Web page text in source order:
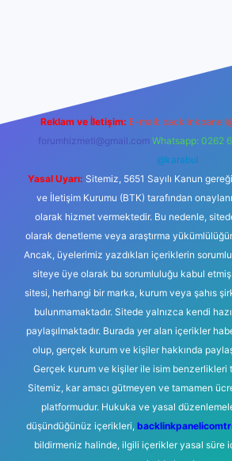
Reklam ve İletişim: E-mail:
forumhizmeti@gmail.com Whatsapp: 0262
@karabul
Yasal Uyarı: Sitemiz, 5651 Sayılı Kanun
ve İletişim Kurumu (BTK) tarafından
olarak hizmet vermektedir. Bu nedenle,
olarak denetleme veya araştırma
Ancak, üyelerimiz yazdıkları içeriklerin
siteye üye olarak bu sorumluluğu kabul etmiş
sitesi, herhangi bir marka, kurum veya şahıs
bulunmamaktadır. Sitede yalnızca kendi
paylaşılmaktadır. Burada yer alan içerikler
olup, gerçek kurum ve kişiler hakkında
Gerçek kurum ve kişiler ile isim benzerlikleri
Sitemiz, kar amacı gütmeyen ve tamamen
platformudur. Hukuka ve yasal
düşündüğünüz içerikleri,
bildirmeniz halinde, ilgili içerikler yasal süre